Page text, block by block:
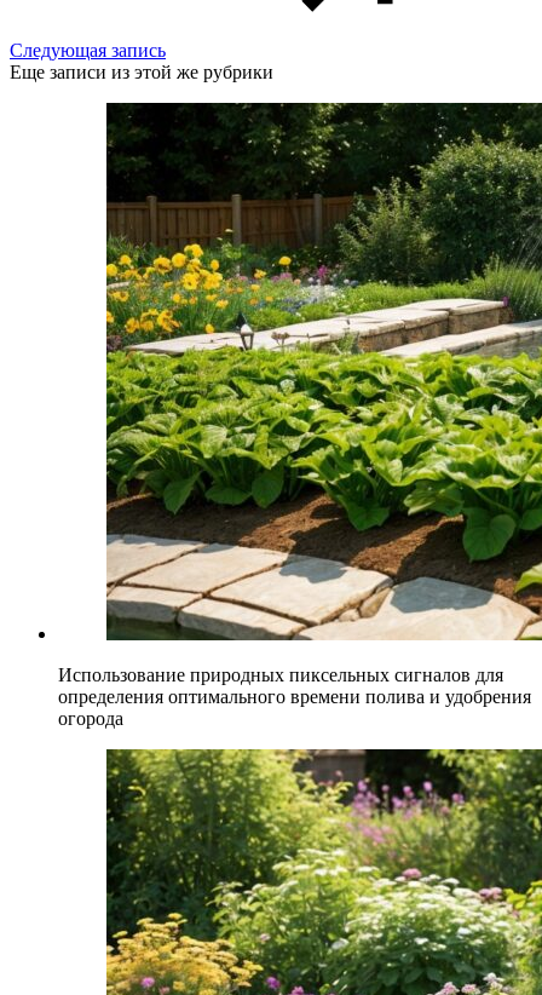
Следующая запись
Еще записи из этой же рубрики
Использование природных пиксельных сигналов для
определения оптимального времени полива и удобрения
огорода